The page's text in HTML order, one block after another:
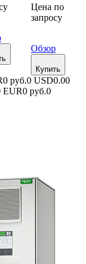
Цена по
запросу
Обзор
Купить
0 руб.0 USD0.00
EUR0 руб.0